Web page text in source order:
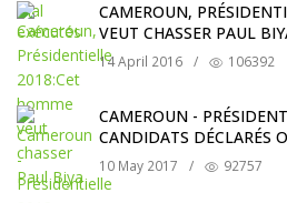
CAMEROUN,
VEUT CHASSER PAUL
14 April 2016 / 106392
CAMEROUN -
CANDIDATS DÉCLARÉS
10 May 2017 / 92757